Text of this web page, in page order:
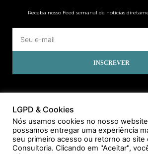
Receba nosso Feed semanal de notícias
INSCREVER
LGPD & Cookies
Nós usamos cookies no nosso
possamos entregar uma experiência
seu primeiro acesso ou retorno ao site
Consultoria. Clicando em "Aceitar",